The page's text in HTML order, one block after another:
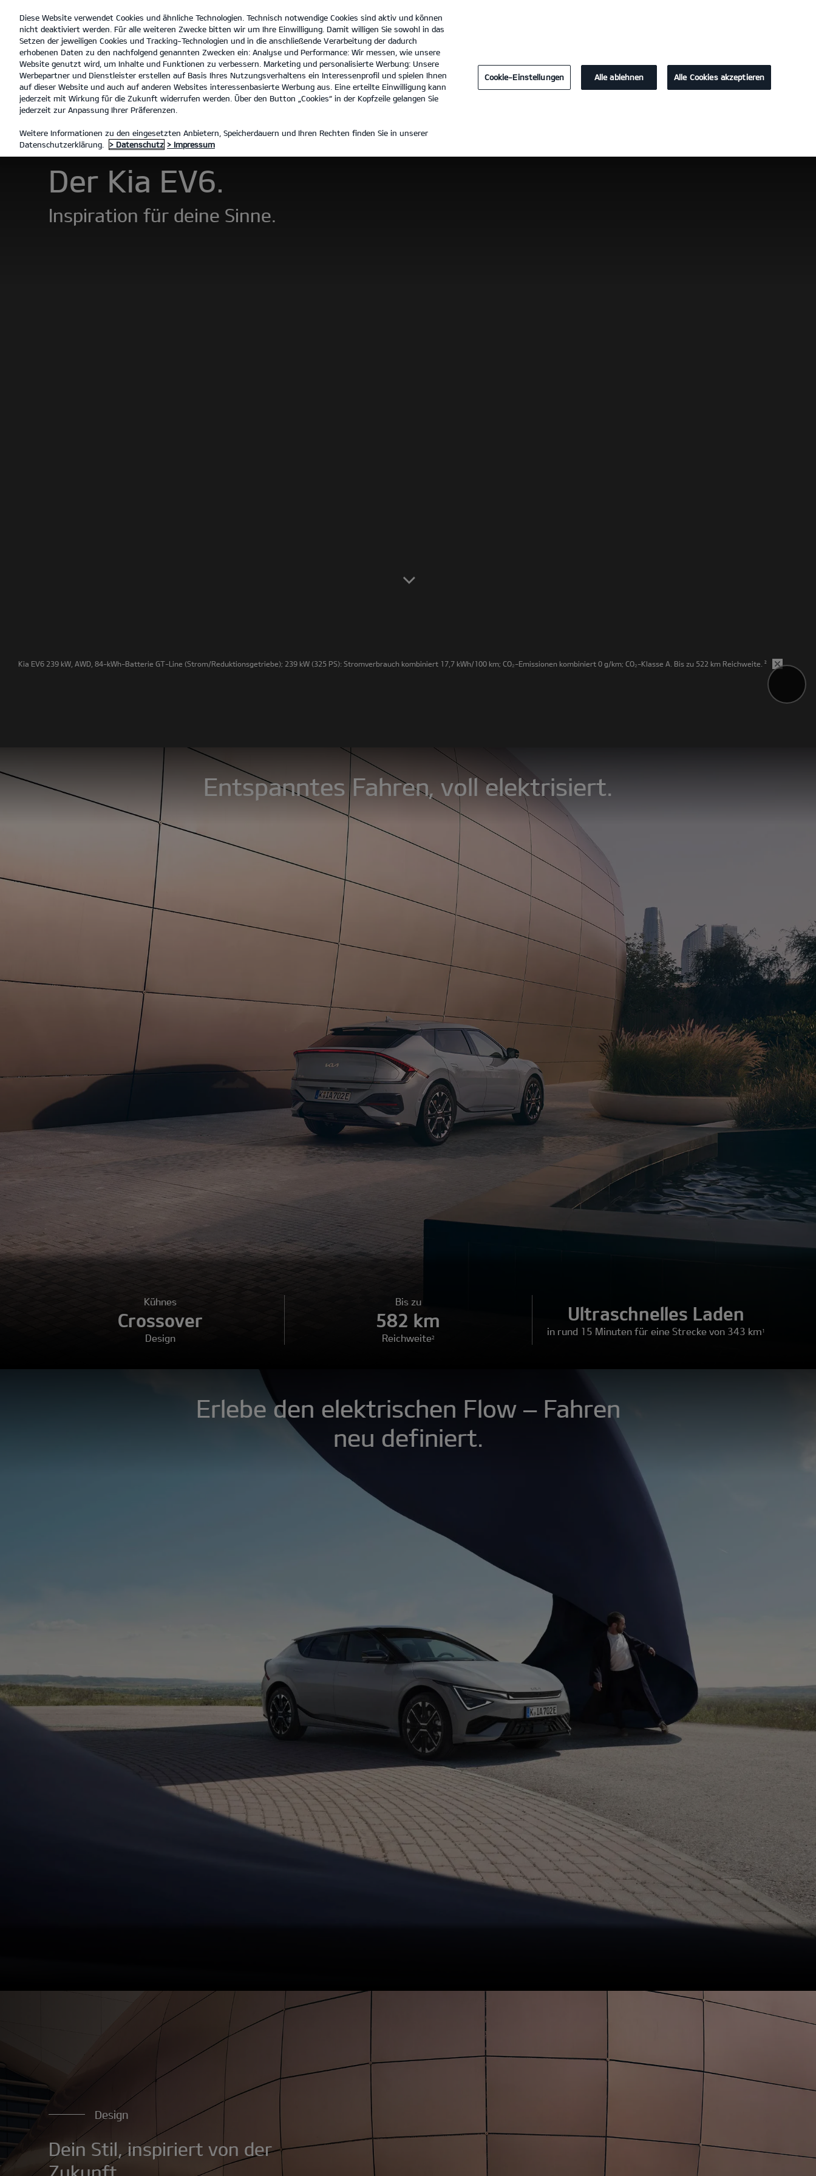
open
menu
Moll Motors GmbH Tel. :0221-292750
Der EV6 Entdecken Technische Daten Preisliste herunterladen Probefahrt Konfigurator
MODELLE
Der Kia EV6.
Inspiration für deine Sinne.
Kia EV6 239 kW, AWD, 84-kWh-Batterie GT-Line (Strom/Reduktionsgetriebe); 239 kW (325 PS): Stromverbrauch kombiniert 17,7 kWh/100 km; CO₂-Emissionen kombiniert 0 g/km; CO₂-Klasse A. Bis zu 522 km Reichweite. ²
Entspanntes Fahren, voll elektrisiert.
Kühnes
Crossover
Design
Bis zu
582 km
Reichweite2
Ultraschnelles Laden
in rund 15 Minuten für eine Strecke von 343 km 1
Erlebe den elektrischen Flow – Fahren
neu definiert.​
Design
Dein Stil, inspiriert von der
Zukunft.
Diese Website verwendet Cookies und ähnliche Technologien. Technisch notwendige Cookies sind aktiv und können
nicht deaktiviert werden. Für alle weiteren Zwecke bitten wir um Ihre Einwilligung. Damit willigen Sie sowohl in das
Setzen der jeweiligen Cookies und Tracking-Technologien und in die anschließende Verarbeitung der dadurch
erhobenen Daten zu den nachfolgend genannten Zwecken ein: Analyse und Performance: Wir messen, wie unsere
Website genutzt wird, um Inhalte und Funktionen zu verbessern. Marketing und personalisierte Werbung: Unsere
Werbepartner und Dienstleister erstellen auf Basis Ihres Nutzungsverhaltens ein Interessenprofil und spielen Ihnen
auf dieser Website und auch auf anderen Websites interessenbasierte Werbung aus. Eine erteilte Einwilligung kann
jederzeit mit Wirkung für die Zukunft widerrufen werden. Über den Button „Cookies“ in der Kopfzeile gelangen Sie
jederzeit zur Anpassung Ihrer Präferenzen.
Weitere Informationen zu den eingesetzten Anbietern, Speicherdauern und Ihren Rechten finden Sie in unserer
Datenschutzerklärung.
> Datenschutz > Impressum
Cookie-Einstellungen Alle ablehnen Alle Cookies akzeptieren